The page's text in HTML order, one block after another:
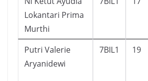
Lokantari Prima
Murthi
Putri Valerie
Aryanidewi
7BIL1 19